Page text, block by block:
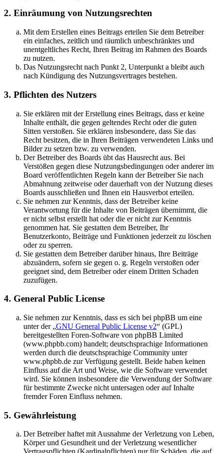
2. Einräumung von Nutzungsrechten
Mit dem Erstellen eines Beitrags erteilen Sie dem Betreiber
ein einfaches, zeitlich und räumlich unbeschränktes und
unentgeltliches Recht, Ihren Beitrag im Rahmen des Boards
zu nutzen.
Das Nutzungsrecht nach Punkt 2, Unterpunkt a bleibt auch
nach Kündigung des Nutzungsvertrages bestehen.
3. Pflichten des Nutzers
Sie erklären mit der Erstellung eines Beitrags, dass er keine
Inhalte enthält, die gegen geltendes Recht oder die guten
Sitten verstoßen. Sie erklären insbesondere, dass Sie das
Recht besitzen, die in Ihren Beiträgen verwendeten Links und
Bilder zu setzen bzw. zu verwenden.
Der Betreiber des Boards übt das Hausrecht aus. Bei
Verstößen gegen diese Nutzungsbedingungen oder anderer im
Board veröffentlichten Regeln kann der Betreiber Sie nach
Abmahnung zeitweise oder dauerhaft von der Nutzung dieses
Boards ausschließen und Ihnen ein Hausverbot erteilen.
Sie nehmen zur Kenntnis, dass der Betreiber keine
Verantwortung für die Inhalte von Beiträgen übernimmt, die
er nicht selbst erstellt hat oder die er nicht zur Kenntnis
genommen hat. Sie gestatten dem Betreiber, Ihr
Benutzerkonto, Beiträge und Funktionen jederzeit zu löschen
oder zu sperren.
Sie gestatten dem Betreiber darüber hinaus, Ihre Beiträge
abzuändern, sofern sie gegen o. g. Regeln verstoßen oder
geeignet sind, dem Betreiber oder einem Dritten Schaden
zuzufügen.
4. General Public License
Sie nehmen zur Kenntnis, dass es sich bei phpBB um eine
unter der „GNU General Public License v2“ (GPL)
bereitgestellten Foren-Software von phpBB Limited
(www.phpbb.com) handelt; deutschsprachige Informationen
werden durch die deutschsprachige Community unter
www.phpbb.de zur Verfügung gestellt. Beide haben keinen
Einfluss auf die Art und Weise, wie die Software verwendet
wird. Sie können insbesondere die Verwendung der Software
für bestimmte Zwecke nicht untersagen oder auf Inhalte
fremder Foren Einfluss nehmen.
5. Gewährleistung
Der Betreiber haftet mit Ausnahme der Verletzung von Leben,
Körper und Gesundheit und der Verletzung wesentlicher